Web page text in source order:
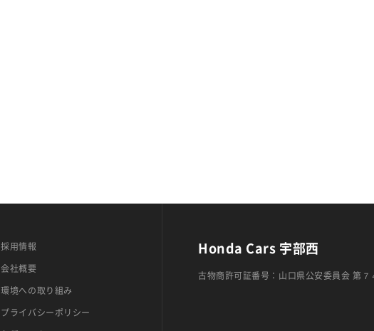
採用情報
会社概要
環境への取り組み
プライバシーポリシー
Honda Cars 宇部西
古物商許可証番号：山口県公安委員会 第